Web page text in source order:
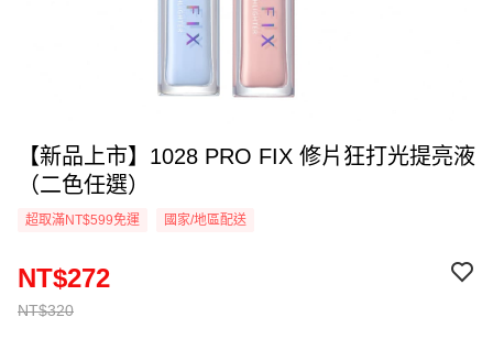
【新品上市】1028 PRO FIX 修片狂打光提亮液
（二色任選）
超取滿NT$599免運 國家/地區配送
NT$320
NT$272